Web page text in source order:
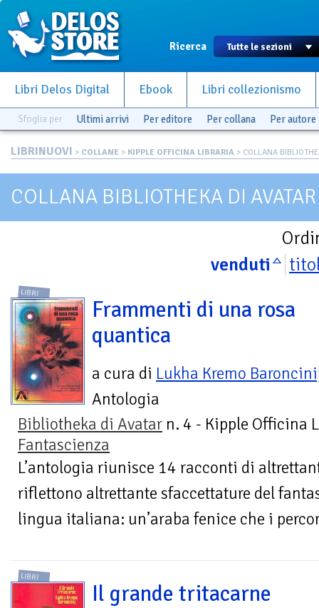
Ricerca
Libri Delos Digital Ebook Libri collezionismo
Sfoglia per Ultimi arrivi Per editore Per collana Per autore
LIBRINUOVI > COLLANE > KIPPLE OFFICINA LIBRARIA > COLLANA
COLLANA BIBLIOTHEKA DI AVATAR
venduti
LIBRI
Frammenti di una rosa
quantica
a cura di Lukha Kremo
Antologia
Bibliotheka di Avatar n. 4 - Kipple Officina
Fantascienza
L’antologia riunisce 14 racconti di
riflettono altrettante sfaccettature del
lingua italiana: un’araba fenice che i
LIBRI
Il grande tritacarne